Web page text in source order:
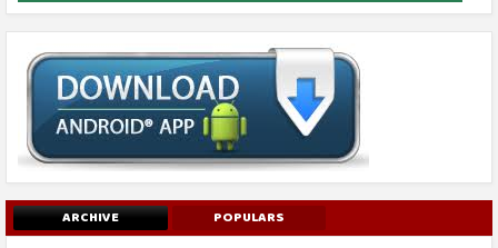
ARCHIVE POPULARS